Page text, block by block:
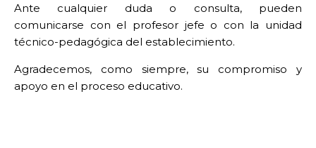
Ante cualquier duda o consulta, pueden
comunicarse con el profesor jefe o con la unidad
técnico-pedagógica del establecimiento.
Agradecemos, como siempre, su compromiso y
apoyo en el proceso educativo.